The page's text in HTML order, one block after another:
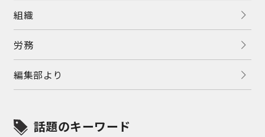
組織
労務
編集部より
話題のキーワード